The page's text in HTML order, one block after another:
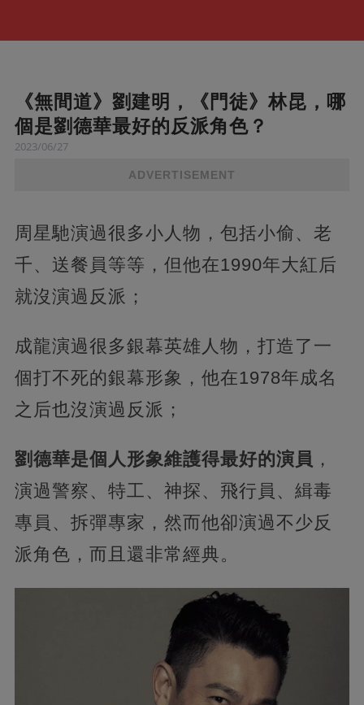
《無間道》劉建明，《門徒》林昆，哪
個是劉德華最好的反派角色？
2023/06/27
ADVERTISEMENT
周星馳演過很多小人物，包括小偷、老
千、送餐員等等，但他在1990年大紅后
就沒演過反派；
成龍演過很多銀幕英雄人物，打造了一
個打不死的銀幕形象，他在1978年成名
之后也沒演過反派；
劉德華是個人形象維護得最好的演員 ，
演過警察、特工、神探、飛行員、緝毒
專員、拆彈專家，然而他卻演過不少反
派角色，而且還非常經典。